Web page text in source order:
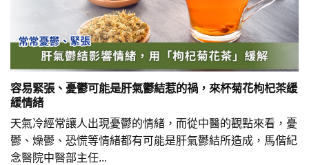
容易緊張、憂鬱可能是肝氣鬱結惹的禍，來杯菊花枸杞茶緩
緩情緒
天氣冷經常讓人出現憂鬱的情緒，而從中醫的觀點來看，憂
鬱、燥鬱、恐慌等情緒都有可能是肝氣鬱結所造成，馬偕紀
念醫院中醫部主任...